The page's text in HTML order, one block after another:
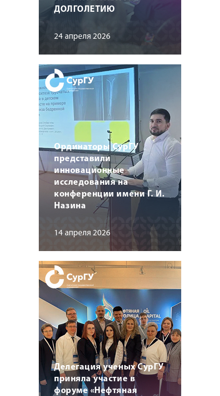
ДОЛГОЛЕТИЮ
24 апреля 2026
Ординаторы СурГУ
представили
инновационные
исследования на
конференции имени Г. И.
Назина
14 апреля 2026
Делегация ученых СурГУ
приняла участие в
форуме «Нефтяная